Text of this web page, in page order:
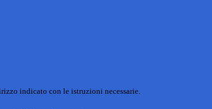
indicato con le istruzioni necessarie.